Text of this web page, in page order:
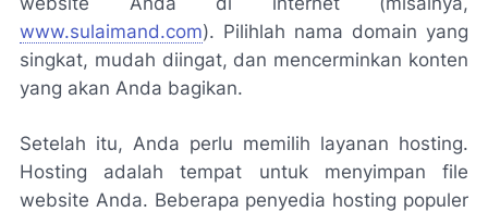
www.sulaimand.com). Pilihlah nama domain yang
singkat, mudah diingat, dan mencerminkan konten
yang akan Anda bagikan.
Setelah itu, Anda perlu memilih layanan hosting.
Hosting adalah tempat untuk menyimpan file
website Anda. Beberapa penyedia hosting populer